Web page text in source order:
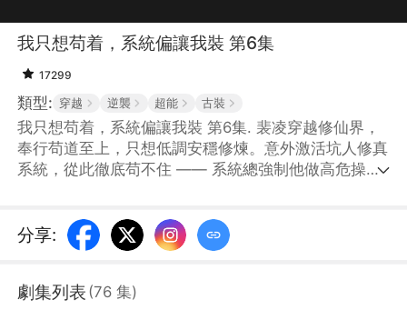
我只想苟着，系統偏讓我裝 第6集
17299
類型: 穿越 逆襲 超能 古裝
我只想苟着，系統偏讓我裝 第6集. 裴凌穿越修仙界，
奉行苟道至上，只想低調安穩修煉。意外激活坑人修真
系統，從此徹底苟不住 —— 系統總強制他做高危操
開掛、強勢逆襲，在宗門爭鬥、仙魔大戰中不斷暴露實
力，從鹹魚小人物，一步步成爲攪動諸天的頂尖強者。
分享:
劇集列表 (76 集)